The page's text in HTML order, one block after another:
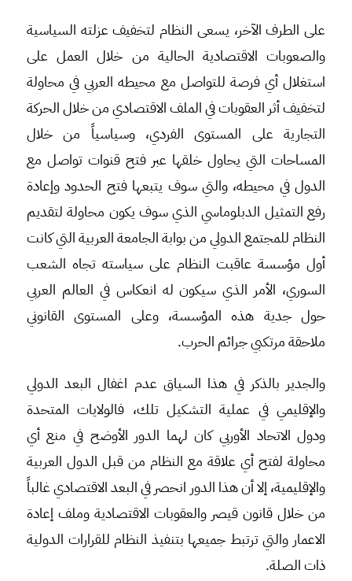
على الطرف الآخر، يسعى النظام لتخفيف عزلته السياسية
والصعوبات الاقتصادية الحالية من خلال العمل على
استغلال أي فرصة للتواصل مع محيطه العربي في محاولة
لتخفيف أثر العقوبات في الملف الاقتصادي من خلال الحركة
التجارية على المستوى الفردي، وسياسياً من خلال
المساحات التي يحاول خلقها عبر فتح قنوات تواصل مع
الدول في محيطه، والتي سوف يتبعها فتح الحدود وإعادة
رفع التمثيل الدبلوماسي الذي سوف يكون محاولة لتقديم
النظام للمجتمع الدولي من بوابة الجامعة العربية التي كانت
أول مؤسسة عاقبت النظام على سياسته تجاه الشعب
السوري، الأمر الذي سيكون له انعكاس في العالم العربي
حول جدية هذه المؤسسة، وعلى المستوى القانوني
ملاحقة مرتكبي جرائم الحرب.
والجدير بالذكر في هذا السياق عدم اغفال البعد الدولي
والإقليمي في عملية التشكيل تلك، فالولايات المتحدة
ودول الاتحاد الأوربي كان لهما الدور الأوضح في منع أي
محاولة لفتح أي علاقة مع النظام من قبل الدول العربية
والإقليمية، إلا أن هذا الدور انحصر في البعد الاقتصادي غالباً
من خلال قانون قيصر والعقوبات الاقتصادية وملف إعادة
الاعمار والتي ترتبط جميعها بتنفيذ النظام للقرارات الدولية
ذات الصلة.